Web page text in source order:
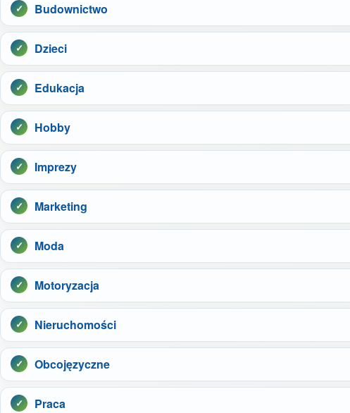
Budownictwo
Dzieci
Edukacja
Hobby
Imprezy
Marketing
Moda
Motoryzacja
Nieruchomości
Obcojęzyczne
Praca